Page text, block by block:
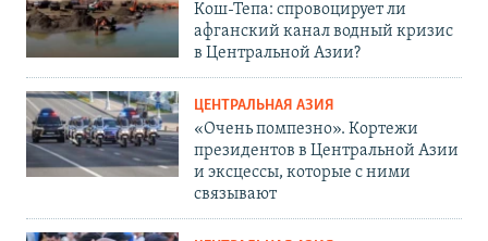
Кош-Тепа: спровоцирует ли
афганский канал водный кризис
в Центральной Азии?
ЦЕНТРАЛЬНАЯ АЗИЯ
«Очень помпезно». Кортежи
президентов в Центральной Азии
и эксцессы, которые с ними
связывают